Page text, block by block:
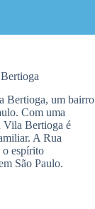
Bertioga, um bairro
Com uma
Vila Bertioga é
A Rua
o espírito
São Paulo.